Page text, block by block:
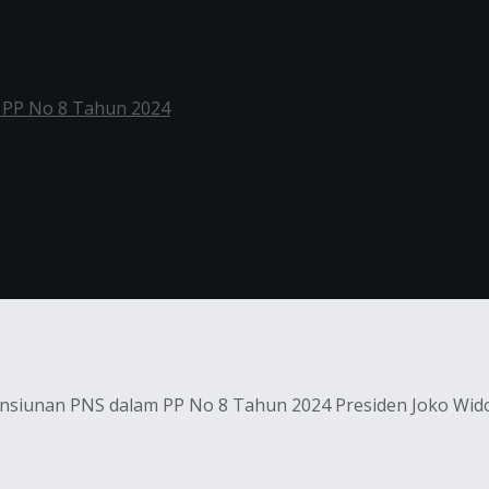
No 8 Tahun 2024
PNS dalam PP
PNS dalam PP No 8 Tahun 2024
PNS dalam PP No 8 Tahun 2024 Presiden Joko